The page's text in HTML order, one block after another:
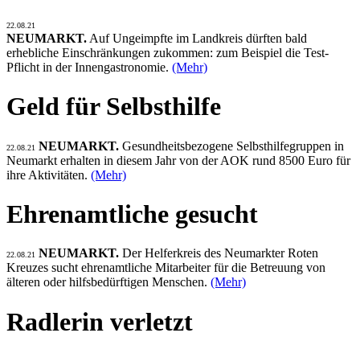
22.08.21
NEUMARKT. Auf Ungeimpfte im Landkreis dürften bald
erhebliche Einschränkungen zukommen: zum Beispiel die Test-
Pflicht in der Innengastronomie. (Mehr)
Geld für Selbsthilfe
22.08.21 NEUMARKT. Gesundheitsbezogene Selbsthilfegruppen in
Neumarkt erhalten in diesem Jahr von der AOK rund 8500 Euro für
ihre Aktivitäten. (Mehr)
Ehrenamtliche gesucht
22.08.21 NEUMARKT. Der Helferkreis des Neumarkter Roten
Kreuzes sucht ehrenamtliche Mitarbeiter für die Betreuung von
älteren oder hilfsbedürftigen Menschen. (Mehr)
Radlerin verletzt